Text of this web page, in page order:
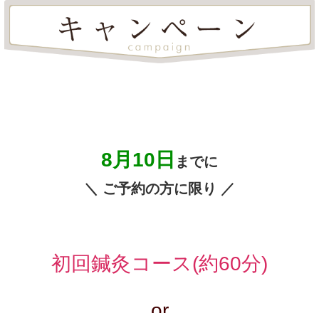
8月10日 までに
＼ ご予約の方に限り ／
初回鍼灸コース(約60分)